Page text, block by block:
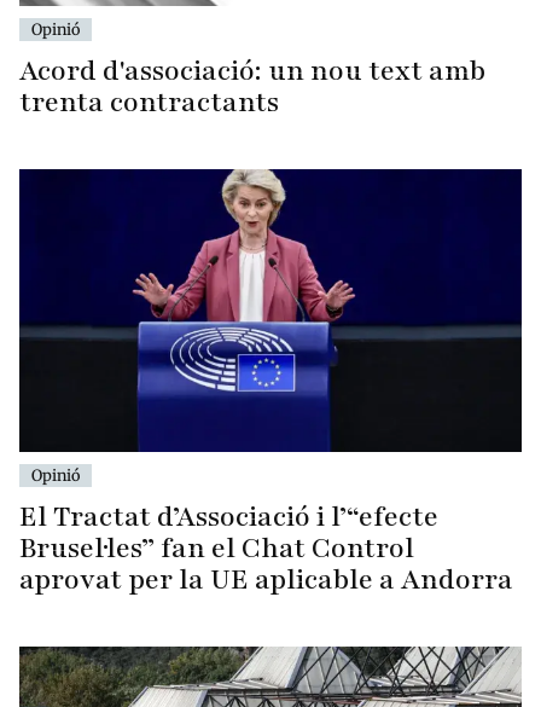
Opinió
Acord d'associació: un nou text amb
trenta contractants
Opinió
El Tractat d’Associació i l’“efecte
Brusel·les” fan el Chat Control
aprovat per la UE aplicable a Andorra